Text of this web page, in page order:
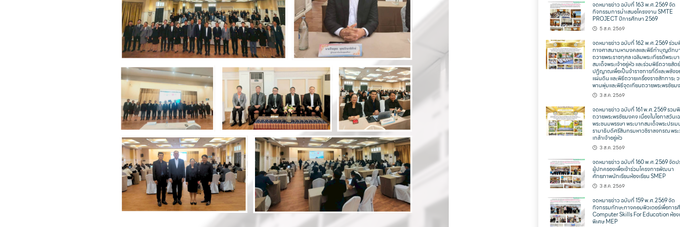
จดหมายข่าว ฉบับที่ 163 พ.ศ.2569 จัด
กิจกรรมการนำเสนอโครงงาน SMTE
PROJECT ปีการศึกษา 2569
5 ส.ค. 2569
จดหมายข่าว ฉบับที่ 162 พ.ศ.2569 ร่วม
ทางศาสนามหามงคลและพิธีทำบุญตักบ
ถวายพระราชกุศล เฉลิมพระเกียรติพระบ
สมเด็จพระเจ้าอยู่หัว และร่วมพิธีถวายสัต
ปฏิญาณเพื่อเป็นข้าราชการที่ดีและพลังข
แผ่นดิน และพิธีถวายเครื่องราชสักการะ
พานพุ่มและพิธีจุดเทียนถวายพระพรชัยม
3 ส.ค. 2569
จดหมายข่าว ฉบับที่ 161 พ.ศ.2569 รวม
ถวายพระพรชัยมงคง เนื่องในโอกาสวันเ
พระชนมพรรษา พระบาทสมเด็จพระปรเ
รามาธิบดีศรีสินทรมหาวชิราลงกรณ พร
เกล้าเจ้าอยู่หัว
3 ส.ค. 2569
จดหมายข่าว ฉบับที่ 160 พ.ศ.2569 จัดป
ผู้ปกครองเพื่อเข้าร่วมโครงการพัฒนา
ศักยภาพนักเรียนห้องเรียน SMEP
3 ส.ค. 2569
จดหมายข่าว ฉบับที่ 159 พ.ศ.2569 จัด
กิจกรรมทักษะทางคอมพิวเตอร์เพื่อการ
Computer Skills For Education ห้อง
พิเศษ MEP